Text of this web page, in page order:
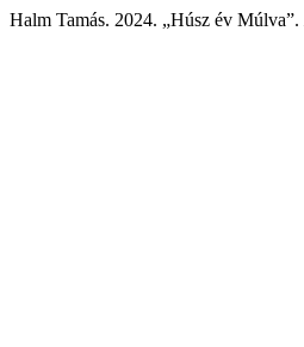
Halm Tamás. 2024. „Húsz év Múlva”.